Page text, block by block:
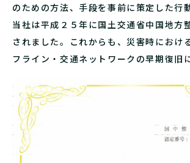
のための方法、手段を事前に策定した行
当社は平成２５年に国土交通省中国地方
されました。これからも、災害時におけ
フライン・交通ネットワークの早期復旧